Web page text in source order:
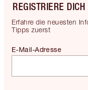
REGISTRIERE
Erfahre die neuesten
Tipps zuerst
E-Mail-Adresse